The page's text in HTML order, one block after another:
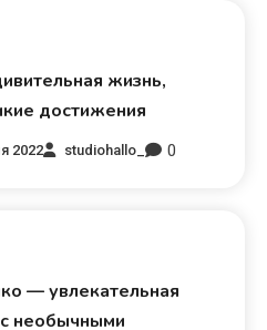
жизнь,
достижения
2022 studiohallo_ 0
— увлекательная
необычными